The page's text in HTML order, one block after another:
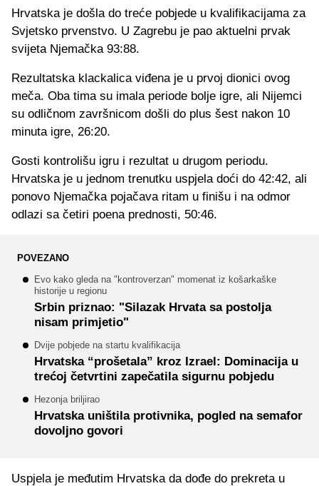
Hrvatska je došla do treće pobjede u kvalifikacijama za
Svjetsko prvenstvo. U Zagrebu je pao aktuelni prvak
svijeta Njemačka 93:88.
Rezultatska klackalica viđena je u prvoj dionici ovog
meča. Oba tima su imala periode bolje igre, ali Nijemci
su odličnom završnicom došli do plus šest nakon 10
minuta igre, 26:20.
Gosti kontrolišu igru i rezultat u drugom periodu.
Hrvatska je u jednom trenutku uspjela doći do 42:42, ali
ponovo Njemačka pojačava ritam u finišu i na odmor
odlazi sa četiri poena prednosti, 50:46.
POVEZANO
Evo kako gleda na "kontroverzan" momenat iz košarkaške
historije u regionu
Srbin priznao: "Silazak Hrvata sa postolja
nisam primjetio"
Dvije pobjede na startu kvalifikacija
Hrvatska “prošetala” kroz Izrael: Dominacija u
trećoj četvrtini zapečatila sigurnu pobjedu
Hezonja briljirao
Hrvatska uništila protivnika, pogled na semafor
dovoljno govori
Uspjela je međutim Hrvatska da dođe do prekreta u